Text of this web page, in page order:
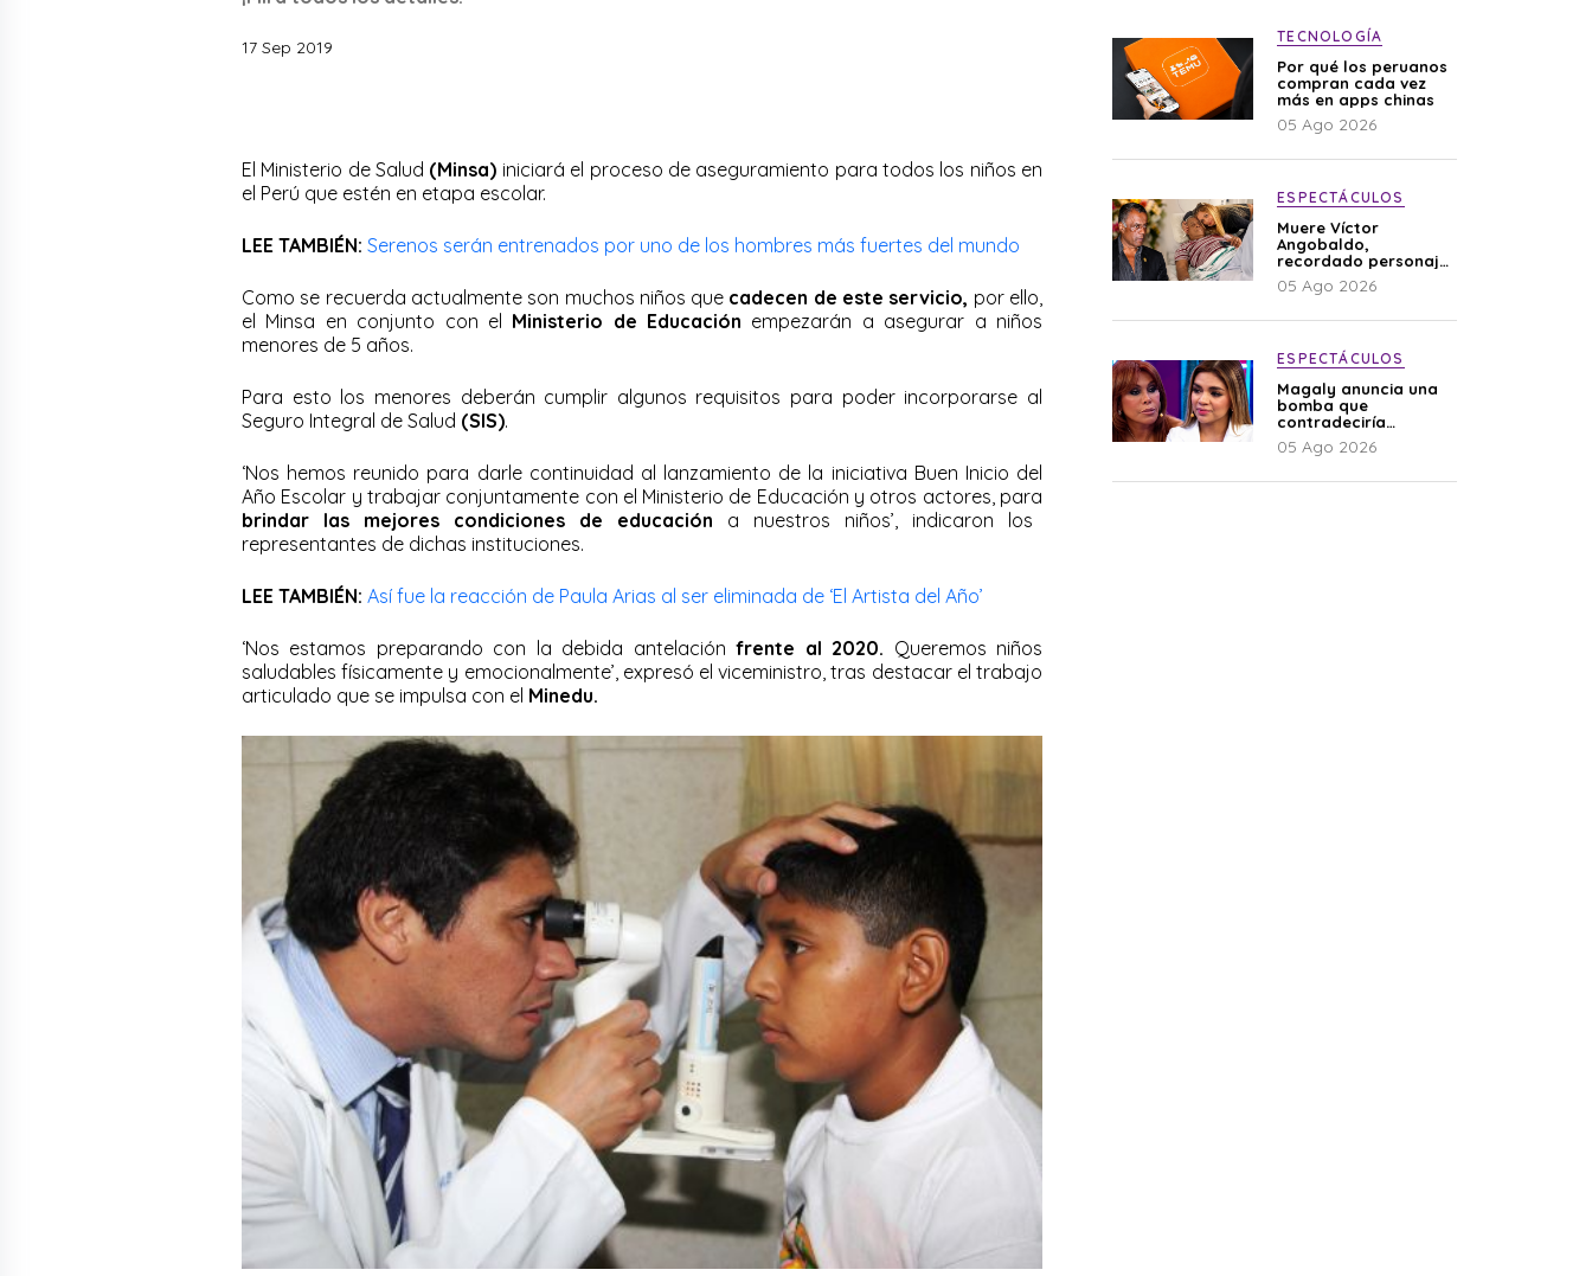
17 Sep 2019
El Ministerio de Salud (Minsa) iniciará el proceso de aseguramiento para todos los niños en
el Perú que estén en etapa escolar.
LEE TAMBIÉN: Serenos serán entrenados por uno de los hombres más fuertes del mundo
Como se recuerda actualmente son muchos niños que cadecen de este servicio, por ello,
el Minsa en conjunto con el Ministerio de Educación empezarán a asegurar a niños
menores de 5 años.
Para esto los menores deberán cumplir algunos requisitos para poder incorporarse al
Seguro Integral de Salud (SIS).
‘Nos hemos reunido para darle continuidad al lanzamiento de la iniciativa Buen Inicio del
Año Escolar y trabajar conjuntamente con el Ministerio de Educación y otros actores, para
brindar las mejores condiciones de educación a nuestros niños’, indicaron los
representantes de dichas instituciones.
LEE TAMBIÉN: Así fue la reacción de Paula Arias al ser eliminada de ‘El Artista del Año’
‘Nos estamos preparando con la debida antelaciónfrente al 2020. Queremos niños
saludables físicamente y emocionalmente’, expresó el viceministro, tras destacar el trabajo
articulado que se impulsa con el Minedu.
TECNOLOGÍA
Por qué los peruanos
compran cada vez
más en apps chinas
05 Ago 2026
ESPECTÁCULOS
Muere Víctor
Angobaldo,
recordado personaje
de la farándula y
expareja de Shirley
05 Ago 2026
ESPECTÁCULOS
Magaly anuncia una
bomba que
contradeciría
comunicado de La
Bella Luz: “Hay un
05 Ago 2026